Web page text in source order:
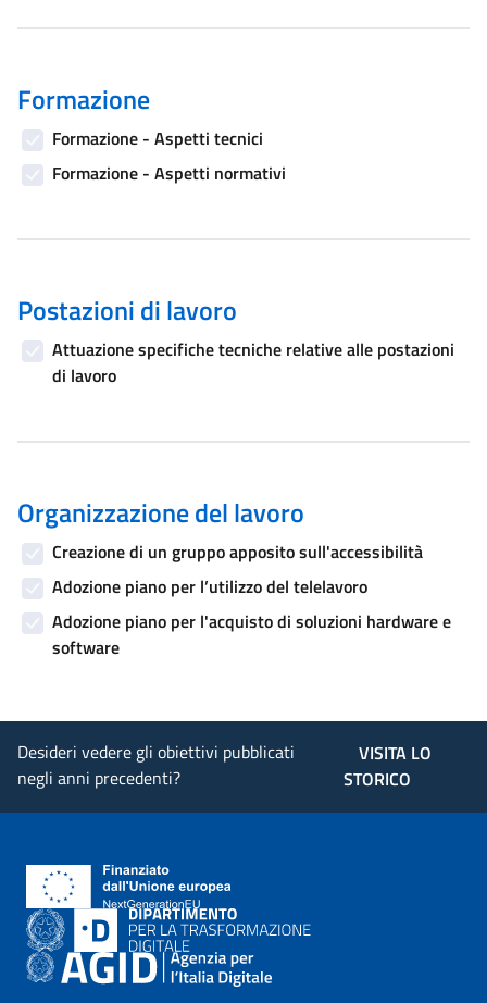
Formazione
Formazione - Aspetti tecnici
Formazione - Aspetti normativi
Postazioni di lavoro
Attuazione specifiche tecniche relative alle postazioni
di lavoro
Organizzazione del lavoro
Creazione di un gruppo apposito sull'accessibilità
Adozione piano per l’utilizzo del telelavoro
Adozione piano per l'acquisto di soluzioni hardware e
software
Desideri vedere gli obiettivi pubblicati
negli anni precedenti?
VISITA LO
STORICO